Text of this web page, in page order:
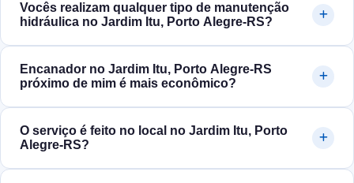
Vocês realizam qualquer tipo de manutenção
hidráulica no Jardim Itu, Porto Alegre‑RS?
Encanador no Jardim Itu, Porto Alegre‑RS
próximo de mim é mais econômico?
O serviço é feito no local no Jardim Itu, Porto
Alegre‑RS?